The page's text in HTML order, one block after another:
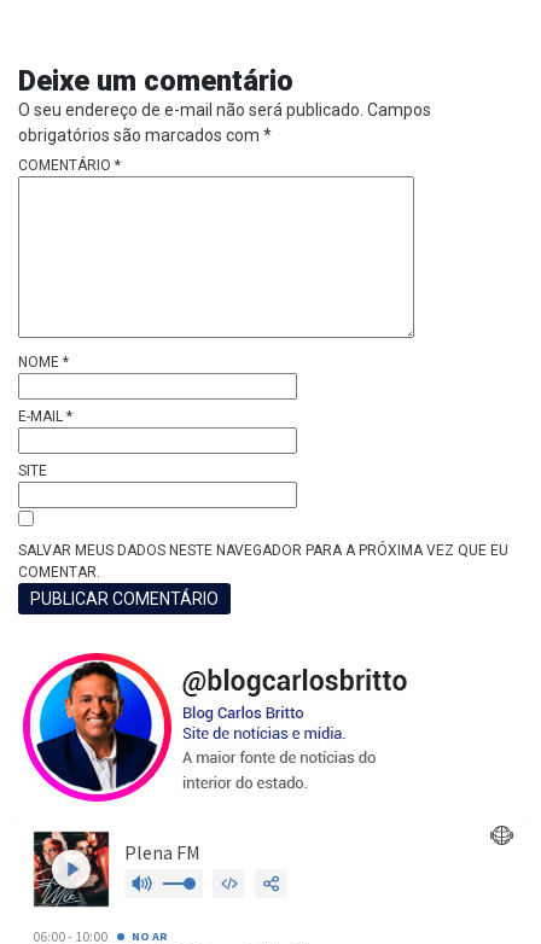
Deixe um comentário
O seu endereço de e-mail não será publicado. Campos
obrigatórios são marcados com *
COMENTÁRIO *
NOME *
E-MAIL *
SITE
SALVAR MEUS DADOS NESTE NAVEGADOR PARA A PRÓXIMA VEZ QUE EU
COMENTAR.